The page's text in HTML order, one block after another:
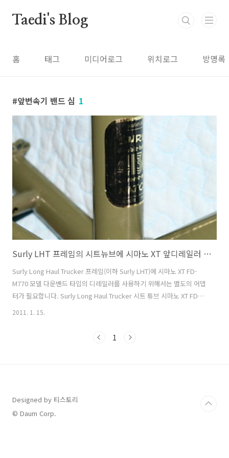
Taedi's Blog
홈 태그 미디어로그 위치로그 방명록
앞변속기 밴드 심 1
Surly LHT 프레임의 시트뉴브에 시마노 XT 앞디레일러 장착
Surly Long Haul Trucker 프레임(이하 Surly LHT)에 시마노 XT FD-
M770 모델 다운밴드 타입의 디레일러를 사용하기 위해서는 별도의 어뎁
터가 필요합니다. Surly Long Haul Trucker 시트 튜브 시마노 XT FD-
M770 모델(다운밴드) - 31.8/34.9mm 호환 Surly LHT 프레임의 시트튜
사용할 수 있습니다. 그래서 장착이 불가능 합니다. Surly LHT 프레임은
2011. 1. 15.
1
Designed by 티스토리
© Daum Corp.